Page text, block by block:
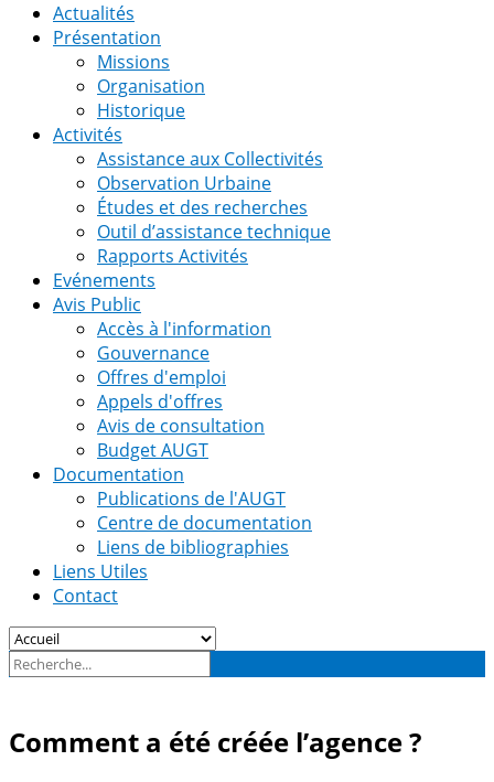
Actualités
Présentation
Missions
Organisation
Historique
Activités
Assistance aux Collectivités
Observation Urbaine
Études et des recherches
Outil d’assistance technique
Rapports Activités
Evénements
Avis Public
Accès à l'information
Gouvernance
Offres d'emploi
Appels d'offres
Avis de consultation
Budget AUGT
Documentation
Publications de l'AUGT
Centre de documentation
Liens de bibliographies
Liens Utiles
Contact
Comment a été créée l’agence ?